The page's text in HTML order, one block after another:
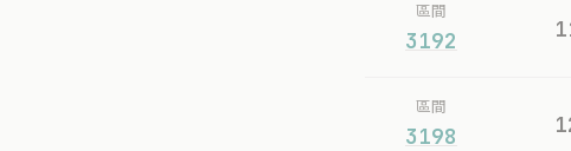
區間
3192
區間
3198